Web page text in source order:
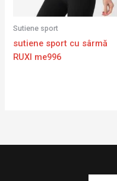
Sutiene sport
sutiene sport cu sârmă
RUXI me996